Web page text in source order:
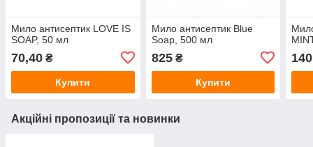
Мило антисептик LOVE IS
SOAP, 50 мл
70,40 ₴
Купити
Мило антисептик Blue
Soap, 500 мл
825₴
Купити
Акційні пропозиції та новинки